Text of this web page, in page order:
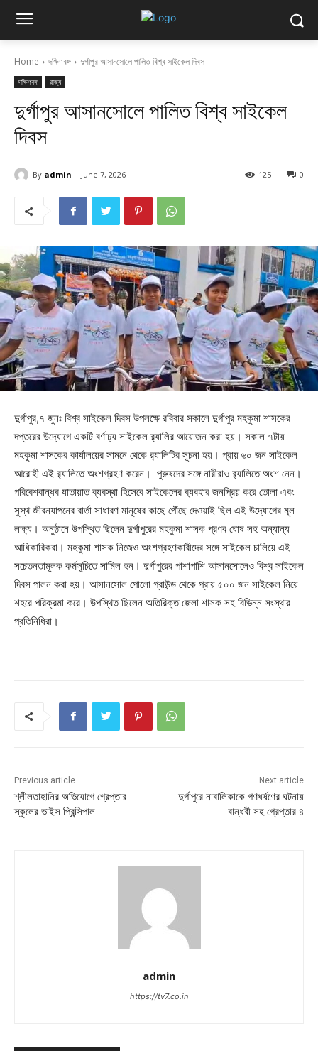
Home দক্ষিণবঙ্গ দুর্গাপুর আসানসোলে পালিত বিশ্ব সাইকেল দিবস
দক্ষিণবঙ্গ রাজ্য
দুর্গাপুর আসানসোলে পালিত বিশ্ব সাইকেল
দিবস
By admin June 7, 2026 0
125
দুর্গাপুর,৭ জুনঃ বিশ্ব সাইকেল দিবস উপলক্ষে রবিবার সকালে দুর্গাপুর মহকুমা শাসকের
দপ্তরের উদ্যোগে একটি বর্ণাঢ্য সাইকেল র‍্যালির আয়োজন করা হয়। সকাল ৭টায়
মহকুমা শাসকের কার্যালয়ের সামনে থেকে র‍্যালিটির সূচনা হয়। প্রায় ৬০ জন সাইকেল
আরোহী এই র‍্যালিতে অংশগ্রহণ করেন। পুরুষদের সঙ্গে নারীরাও র‍্যালিতে অংশ নেন।
পরিবেশবান্ধব যাতায়াত ব্যবস্থা হিসেবে সাইকেলের ব্যবহার জনপ্রিয় করে তোলা এবং
সুস্থ জীবনযাপনের বার্তা সাধারণ মানুষের কাছে পৌঁছে দেওয়াই ছিল এই উদ্যোগের মূল
লক্ষ্য। অনুষ্ঠানে উপস্থিত ছিলেন দুর্গাপুরের মহকুমা শাসক প্রণব ঘোষ সহ অন্যান্য
আধিকারিকরা। মহকুমা শাসক নিজেও অংশগ্রহণকারীদের সঙ্গে সাইকেল চালিয়ে এই
সচেতনতামূলক কর্মসূচিতে সামিল হন। দুর্গাপুরের পাশাপাশি আসানসোলেও বিশ্ব সাইকেল
দিবস পালন করা হয়। আসানসোল পোলো গ্রাউন্ড থেকে প্রায় ৫০০ জন সাইকেল নিয়ে
শহরে পরিক্রমা করে। উপস্থিত ছিলেন অতিরিক্ত জেলা শাসক সহ বিভিন্ন সংস্থার
প্রতিনিধিরা।
Previous article
শ্লীলতাহানির অভিযোগে গ্রেপ্তার
স্কুলের ভাইস প্রিন্সিপাল
Next article
দুর্গাপুরে নাবালিকাকে গণধর্ষণের ঘটনায়
বান্ধবী সহ গ্রেপ্তার ৪
admin
https://tv7.co.in